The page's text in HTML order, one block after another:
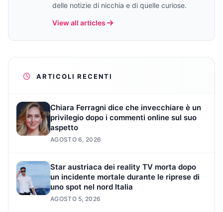
delle notizie di nicchia e di quelle curiose.
View all articles
ARTICOLI RECENTI
Chiara Ferragni dice che invecchiare è un
privilegio dopo i commenti online sul suo
aspetto
AGOSTO 6, 2026
Star austriaca dei reality TV morta dopo
un incidente mortale durante le riprese di
uno spot nel nord Italia
AGOSTO 5, 2026